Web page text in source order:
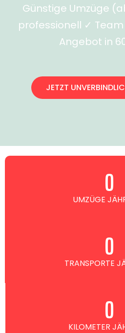
Günstige Umzüge
professionell ✓
Angebot in
JETZT
UMZÜGE0
TRANSPORTE
0
KILOMETER
0